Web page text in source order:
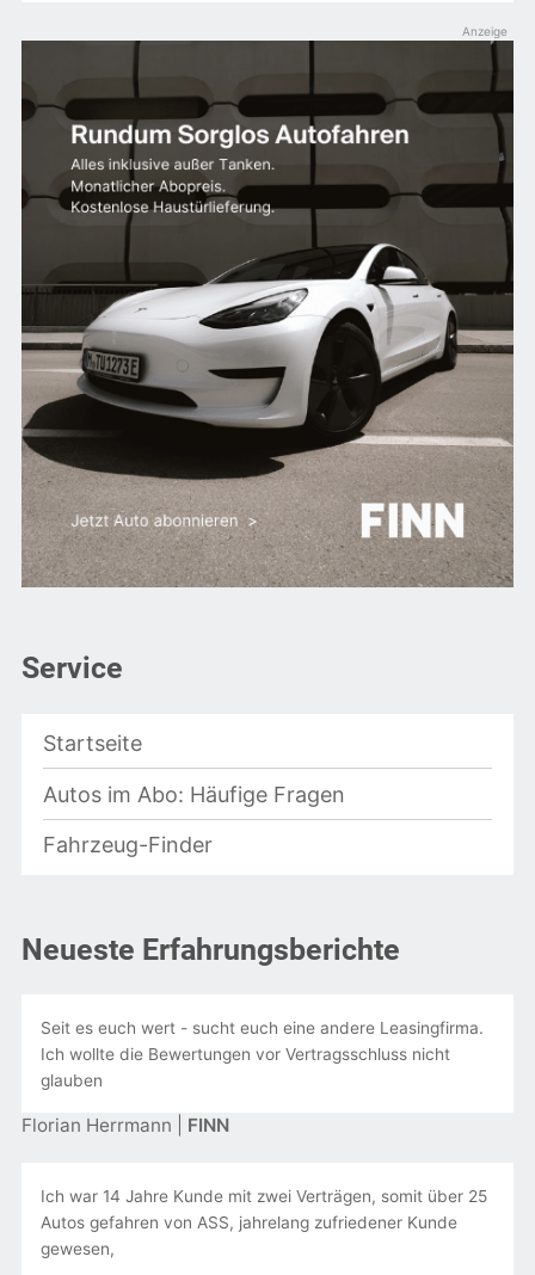
Service
Startseite
Autos im Abo: Häufige Fragen
Fahrzeug-Finder
Neueste Erfahrungsberichte
Seit es euch wert - sucht euch eine andere Leasingfirma.
Ich wollte die Bewertungen vor Vertragsschluss nicht
glauben
Florian Herrmann | FINN
Ich war 14 Jahre Kunde mit zwei Verträgen, somit über 25
Autos gefahren von ASS, jahrelang zufriedener Kunde
gewesen,